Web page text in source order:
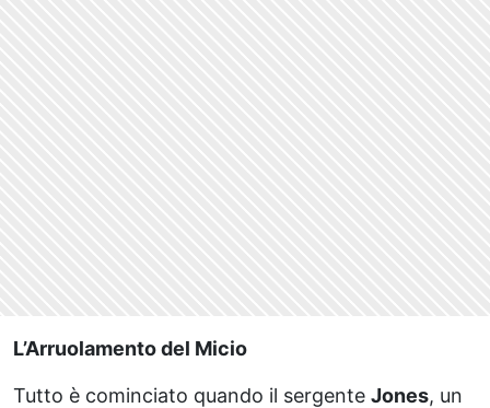
L’Arruolamento del Micio
Tutto è cominciato quando il sergente Jones, un